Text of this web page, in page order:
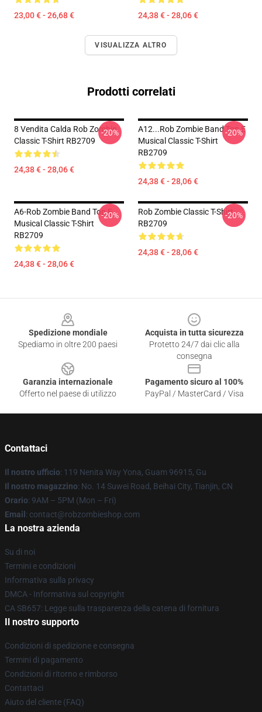
23,00 € - 26,68 € 24,38 € - 28,06 €
VISUALIZZA ALTRO
Prodotti correlati
8 Vendita Calda Rob Zombie
Classic T-Shirt RB2709
24,38 € - 28,06 €
-20%
A12...rob Zombie Band Top E
Musical Classic T-Shirt
RB2709
24,38 € - 28,06 €
-20%
A6-Rob Zombie Band Top E
Musical Classic T-Shirt
RB2709
24,38 € - 28,06 €
-20%
Rob Zombie Classic T-Shirt
RB2709
24,38 € - 28,06 €
-20%
Spedizione mondiale
Spediamo in oltre 200 paesi
Acquista in tutta sicurezza
Protetto 24/7 dai clic alla
consegna
Garanzia internazionale
Offerto nel paese di utilizzo
Pagamento sicuro al 100%
PayPal / MasterCard / Visa
Contattaci
Il nostro ufficio: 119 Nenita Way Yona, Guam 96915, Gu
Il nostro magazzino: No. 14 Suwei Road, Beihai City, Tianjin, CN
Orario: 9AM – 5PM (Mon – Fri)
Email : contact@robzombieshop.com
La nostra azienda
Su di noi
Termini e condizioni
Informativa sulla privacy
DMCA - Informativa sul copyright
CA SB657: Legge sulla trasparenza della catena di fornitura
Il nostro supporto
Condizioni di spedizione e consegna
Termini di pagamento
Condizioni di ritorno e rimborso
Contattaci
Aiuto del cliente (FAQ)